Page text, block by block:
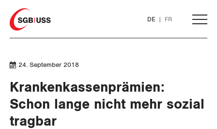
Home
DE FR
THEMEN
ARBEIT
24. September 2018
Krankenkassenprämien:
Schon lange nicht mehr sozial
tragbar